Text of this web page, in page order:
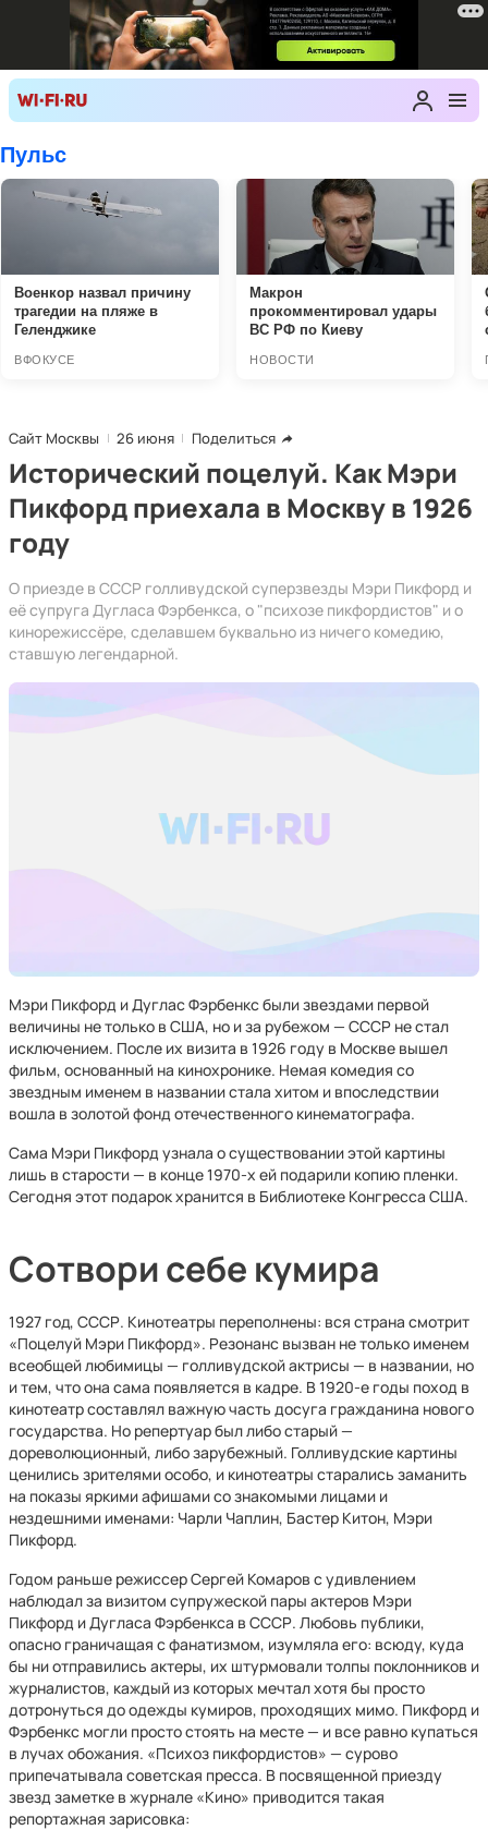
Сайт Москвы 26 июня Поделиться
Исторический поцелуй. Как Мэри
Пикфорд приехала в Москву в 1926
году
О приезде в СССР голливудской суперзвезды Мэри Пикфорд и
её супруга Дугласа Фэрбенкса, о "психозе пикфордистов" и о
кинорежиссёре, сделавшем буквально из ничего комедию,
ставшую легендарной.
Мэри Пикфорд и Дуглас Фэрбенкс были звездами первой
величины не только в США, но и за рубежом — СССР не стал
исключением. После их визита в 1926 году в Москве вышел
фильм, основанный на кинохронике. Немая комедия со
звездным именем в названии стала хитом и впоследствии
вошла в золотой фонд отечественного кинематографа.
Сама Мэри Пикфорд узнала о существовании этой картины
лишь в старости — в конце 1970-х ей подарили копию пленки.
Сегодня этот подарок хранится в Библиотеке Конгресса США.
Сотвори себе кумира
1927 год, СССР. Кинотеатры переполнены: вся страна смотрит
«Поцелуй Мэри Пикфорд». Резонанс вызван не только именем
всеобщей любимицы — голливудской актрисы — в названии, но
и тем, что она сама появляется в кадре. В 1920-е годы поход в
кинотеатр составлял важную часть досуга гражданина нового
государства. Но репертуар был либо старый —
дореволюционный, либо зарубежный. Голливудские картины
ценились зрителями особо, и кинотеатры старались заманить
на показы яркими афишами со знакомыми лицами и
нездешними именами: Чарли Чаплин, Бастер Китон, Мэри
Пикфорд.
Годом раньше режиссер Сергей Комаров с удивлением
наблюдал за визитом супружеской пары актеров Мэри
Пикфорд и Дугласа Фэрбенкса в СССР. Любовь публики,
опасно граничащая с фанатизмом, изумляла его: всюду, куда
бы ни отправились актеры, их штурмовали толпы поклонников и
журналистов, каждый из которых мечтал хотя бы просто
дотронуться до одежды кумиров, проходящих мимо. Пикфорд и
Фэрбенкс могли просто стоять на месте — и все равно купаться
в лучах обожания. «Психоз пикфордистов» — сурово
припечатывала советская пресса. В посвященной приезду
звезд заметке в журнале «Кино» приводится такая
репортажная зарисовка: